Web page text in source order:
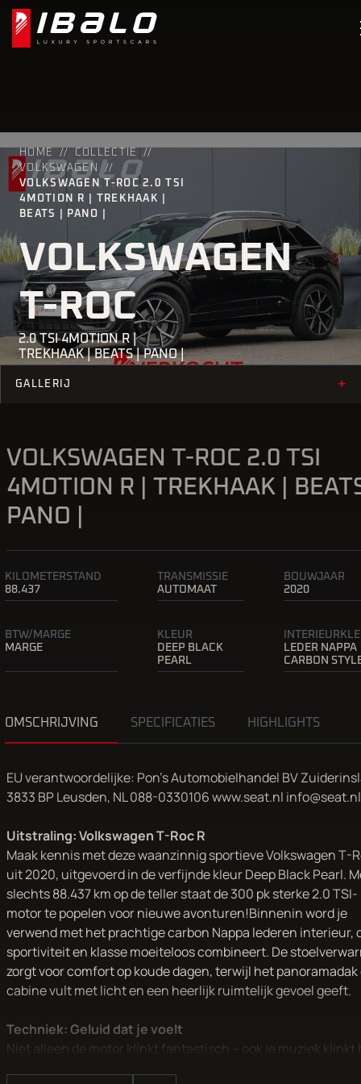
HOME
COLLECTIE
VOLKSWAGEN
VOLKSWAGEN T-ROC 2.0 TSI
4MOTION R | TREKHAAK |
BEATS | PANO |
VOLKSWAGEN
T-ROC
2.0 TSI 4MOTION R |
TREKHAAK | BEATS | PANO |
GALLERIJ +
VOLKSWAGEN T-ROC 2.0 TSI
4MOTION R | TREKHAAK |
PANO |
KILOMETERSTAND
88.437
TRANSMISSIE
AUTOMAAT
BOUWJAAR
2020
BTW/MARGE
MARGE
KLEUR
DEEP BLACK
PEARL
LEDER NAPPA
CARBON
OMSCHRIJVING SPECIFICATIES HIGHLIGHTS
EU verantwoordelijke: Pon's Automobielhandel BV
3833 BP Leusden, NL 088-0330106 www.seat.nl info@seat.nl
Uitstraling: Volkswagen T-Roc R
Maak kennis met deze waanzinnig sportieve Volkswagen T-
uit 2020, uitgevoerd in de verfijnde kleur Deep Black Pearl.
slechts 88.437 km op de teller staat de 300 pk sterke 2.0 TSI-
motor te popelen voor nieuwe avonturen!Binnenin word je
verwend met het prachtige carbon Nappa lederen interieur,
sportiviteit en klasse moeiteloos combineert. De
zorgt voor comfort op koude dagen, terwijl het panoramadak
cabine vult met licht en een heerlijk ruimtelijk gevoel geeft.
Techniek: Geluid dat je voelt
Niet alleen de motor klinkt fantastisch – ook je muziek klinkt